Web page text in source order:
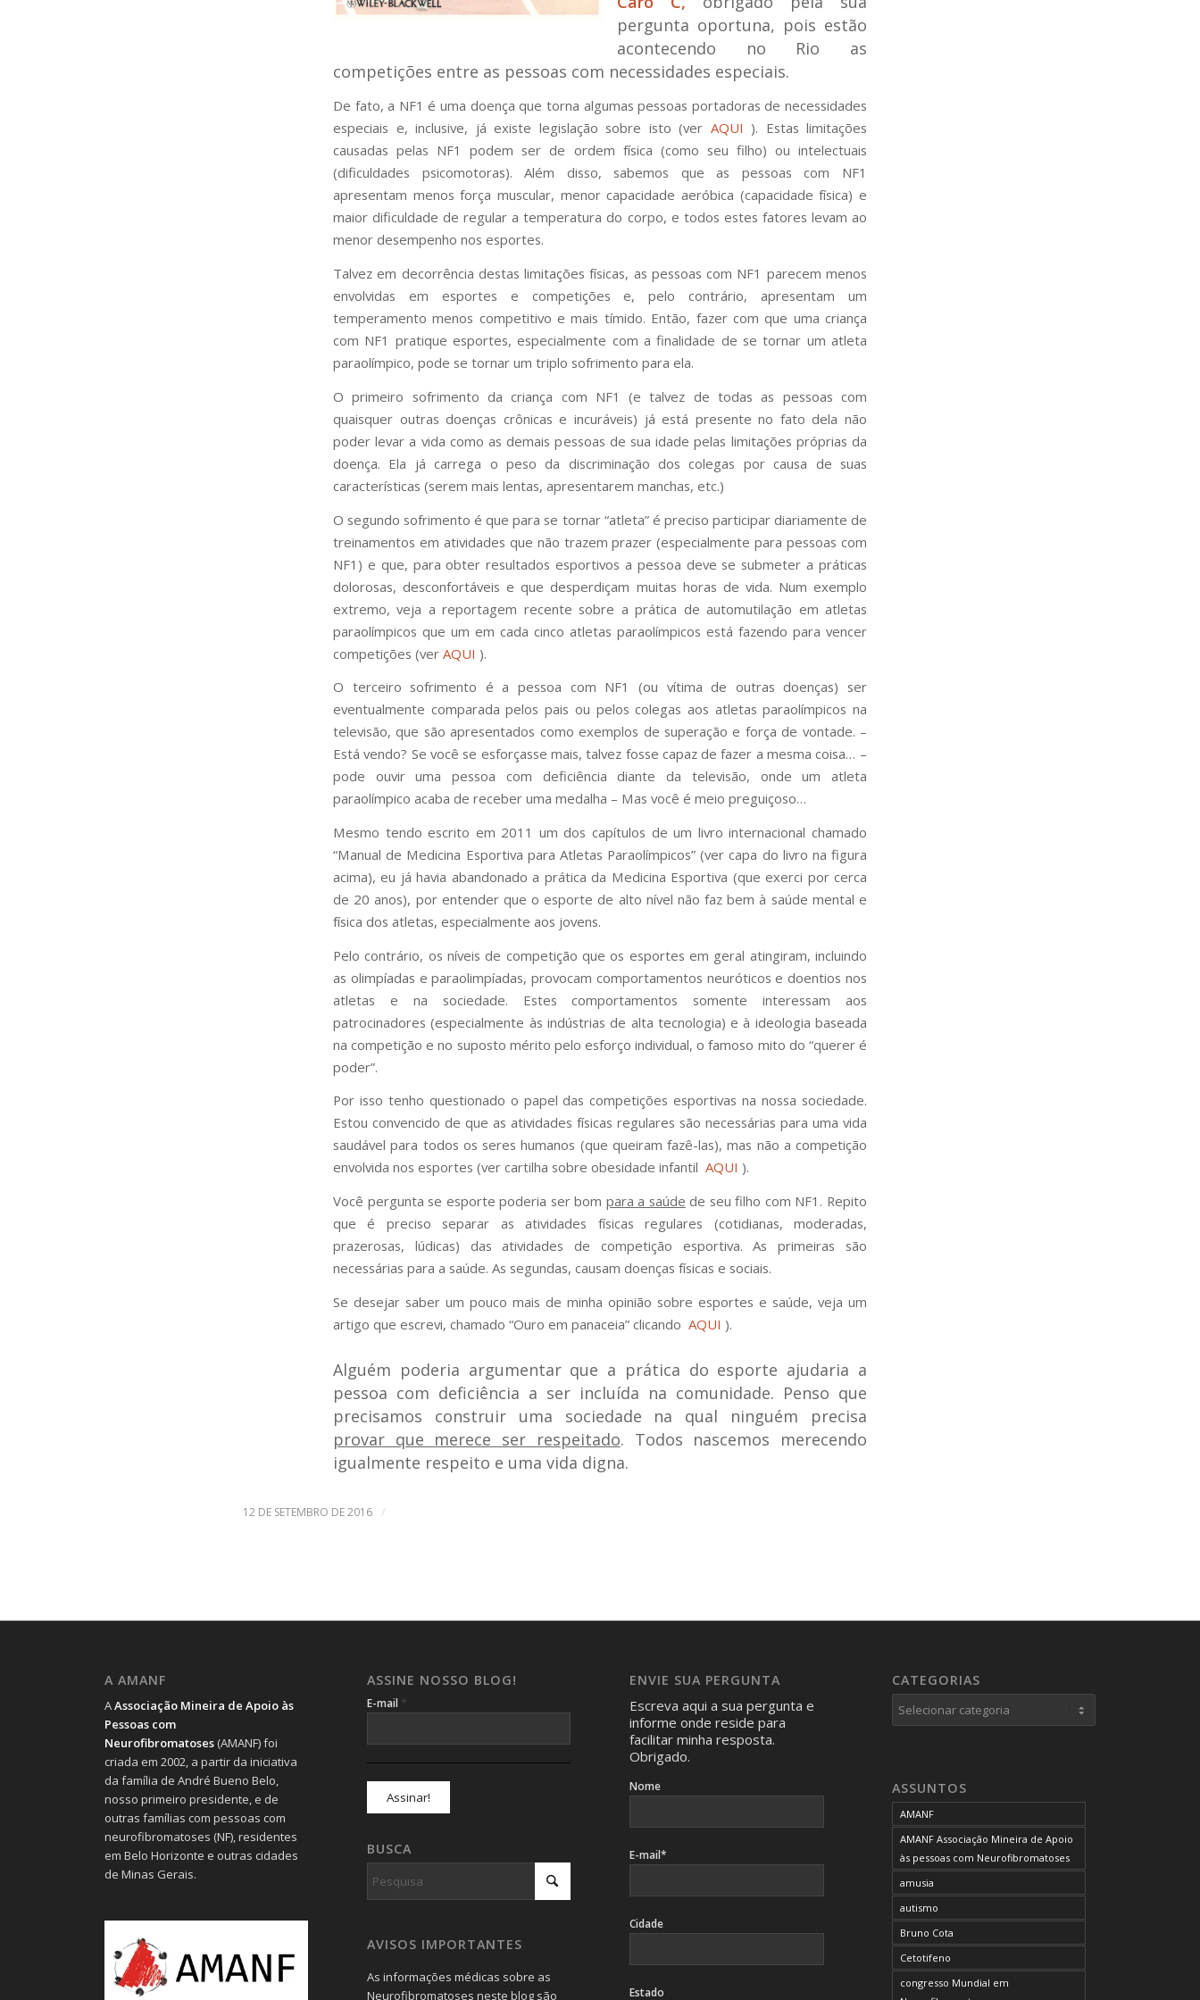
pergunta oportuna, pois estão
acontecendo no Rio as
competições entre as pessoas com necessidades especiais.
De fato, a NF1 é uma doença que torna algumas pessoas portadoras de necessidades
especiais e, inclusive, já existe legislação sobre isto (ver AQUI ). Estas limitações
causadas pelas NF1 podem ser de ordem física (como seu filho) ou intelectuais
(dificuldades psicomotoras). Além disso, sabemos que as pessoas com NF1
apresentam menos força muscular, menor capacidade aeróbica (capacidade física) e
maior dificuldade de regular a temperatura do corpo, e todos estes fatores levam ao
menor desempenho nos esportes.
Talvez em decorrência destas limitações físicas, as pessoas com NF1 parecem menos
envolvidas em esportes e competições e, pelo contrário, apresentam um
temperamento menos competitivo e mais tímido. Então, fazer com que uma criança
com NF1 pratique esportes, especialmente com a finalidade de se tornar um atleta
paraolímpico, pode se tornar um triplo sofrimento para ela.
O primeiro sofrimento da criança com NF1 (e talvez de todas as pessoas com
quaisquer outras doenças crônicas e incuráveis) já está presente no fato dela não
poder levar a vida como as demais pessoas de sua idade pelas limitações próprias da
doença. Ela já carrega o peso da discriminação dos colegas por causa de suas
características (serem mais lentas, apresentarem manchas, etc.)
O segundo sofrimento é que para se tornar “atleta” é preciso participar diariamente de
treinamentos em atividades que não trazem prazer (especialmente para pessoas com
NF1) e que, para obter resultados esportivos a pessoa deve se submeter a práticas
dolorosas, desconfortáveis e que desperdiçam muitas horas de vida. Num exemplo
extremo, veja a reportagem recente sobre a prática de automutilação em atletas
paraolímpicos que um em cada cinco atletas paraolímpicos está fazendo para vencer
competições (ver AQUI ).
O terceiro sofrimento é a pessoa com NF1 (ou vítima de outras doenças) ser
eventualmente comparada pelos pais ou pelos colegas aos atletas paraolímpicos na
televisão, que são apresentados como exemplos de superação e força de vontade. –
Está vendo? Se você se esforçasse mais, talvez fosse capaz de fazer a mesma coisa… –
pode ouvir uma pessoa com deficiência diante da televisão, onde um atleta
paraolímpico acaba de receber uma medalha – Mas você é meio preguiçoso…
Mesmo tendo escrito em 2011 um dos capítulos de um livro internacional chamado
“Manual de Medicina Esportiva para Atletas Paraolímpicos” (ver capa do livro na figura
acima), eu já havia abandonado a prática da Medicina Esportiva (que exerci por cerca
de 20 anos), por entender que o esporte de alto nível não faz bem à saúde mental e
física dos atletas, especialmente aos jovens.
Pelo contrário, os níveis de competição que os esportes em geral atingiram, incluindo
as olimpíadas e paraolimpíadas, provocam comportamentos neuróticos e doentios nos
atletas e na sociedade. Estes comportamentos somente interessam aos
patrocinadores (especialmente às indústrias de alta tecnologia) e à ideologia baseada
na competição e no suposto mérito pelo esforço individual, o famoso mito do “querer é
poder”.
Por isso tenho questionado o papel das competições esportivas na nossa sociedade.
Estou convencido de que as atividades físicas regulares são necessárias para uma vida
saudável para todos os seres humanos (que queiram fazê-las), mas não a competição
envolvida nos esportes (ver cartilha sobre obesidade infantil AQUI ).
Você pergunta se esporte poderia ser bom para a saúde de seu filho com NF1. Repito
que é preciso separar as atividades físicas regulares (cotidianas, moderadas,
prazerosas, lúdicas) das atividades de competição esportiva. As primeiras são
necessárias para a saúde. As segundas, causam doenças físicas e sociais.
Se desejar saber um pouco mais de minha opinião sobre esportes e saúde, veja um
artigo que escrevi, chamado “Ouro em panaceia” clicando AQUI ).
Alguém poderia argumentar que a prática do esporte ajudaria a
pessoa com deficiência a ser incluída na comunidade. Penso que
precisamos construir uma sociedade na qual ninguém precisa
provar que merece ser respeitado. Todos nascemos merecendo
igualmente respeito e uma vida digna.
12 DE SETEMBRO DE 2016 /
A AMANF
AAssociação Mineira de Apoio às
Pessoas com
Neurofibromatoses (AMANF) foi
criada em 2002, a partir da iniciativa
da família de André Bueno Belo,
nosso primeiro presidente, e de
outras famílias com pessoas com
neurofibromatoses (NF), residentes
em Belo Horizonte e outras cidades
de Minas Gerais.
ASSINE NOSSO BLOG!
E-mail *
BUSCA
AVISOS IMPORTANTES
As informações médicas sobre as
Neurofibromatoses neste blog são
ENVIE SUA PERGUNTA
Escreva aqui a sua pergunta e
informe onde reside para
facilitar minha resposta.
Obrigado.
Nome
E-mail*
Cidade
Estado
CATEGORIAS
Categorias
ASSUNTOS
AMANF
AMANF Associação Mineira de Apoio
às pessoas com Neurofibromatoses
amusia
autismo
Bruno Cota
Cetotifeno
congresso Mundial em